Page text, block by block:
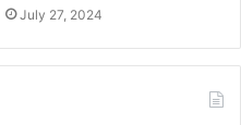
July 27, 2024